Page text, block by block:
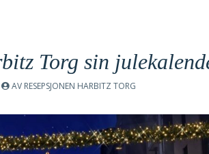
Torg sin
AV RESEPSJONEN HARBITZ TORG